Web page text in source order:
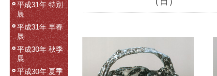
平成31年 特別
展
平成31年 早春
展
平成30年 秋季
展
平成30年 夏季